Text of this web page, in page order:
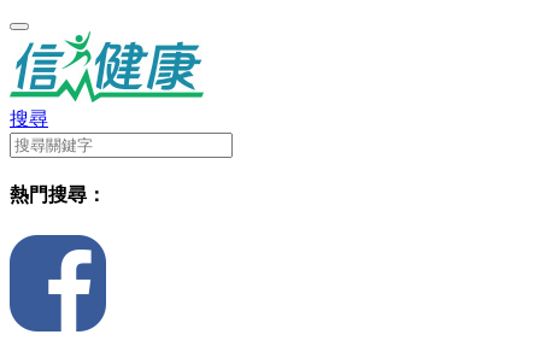
搜尋
熱門搜尋：